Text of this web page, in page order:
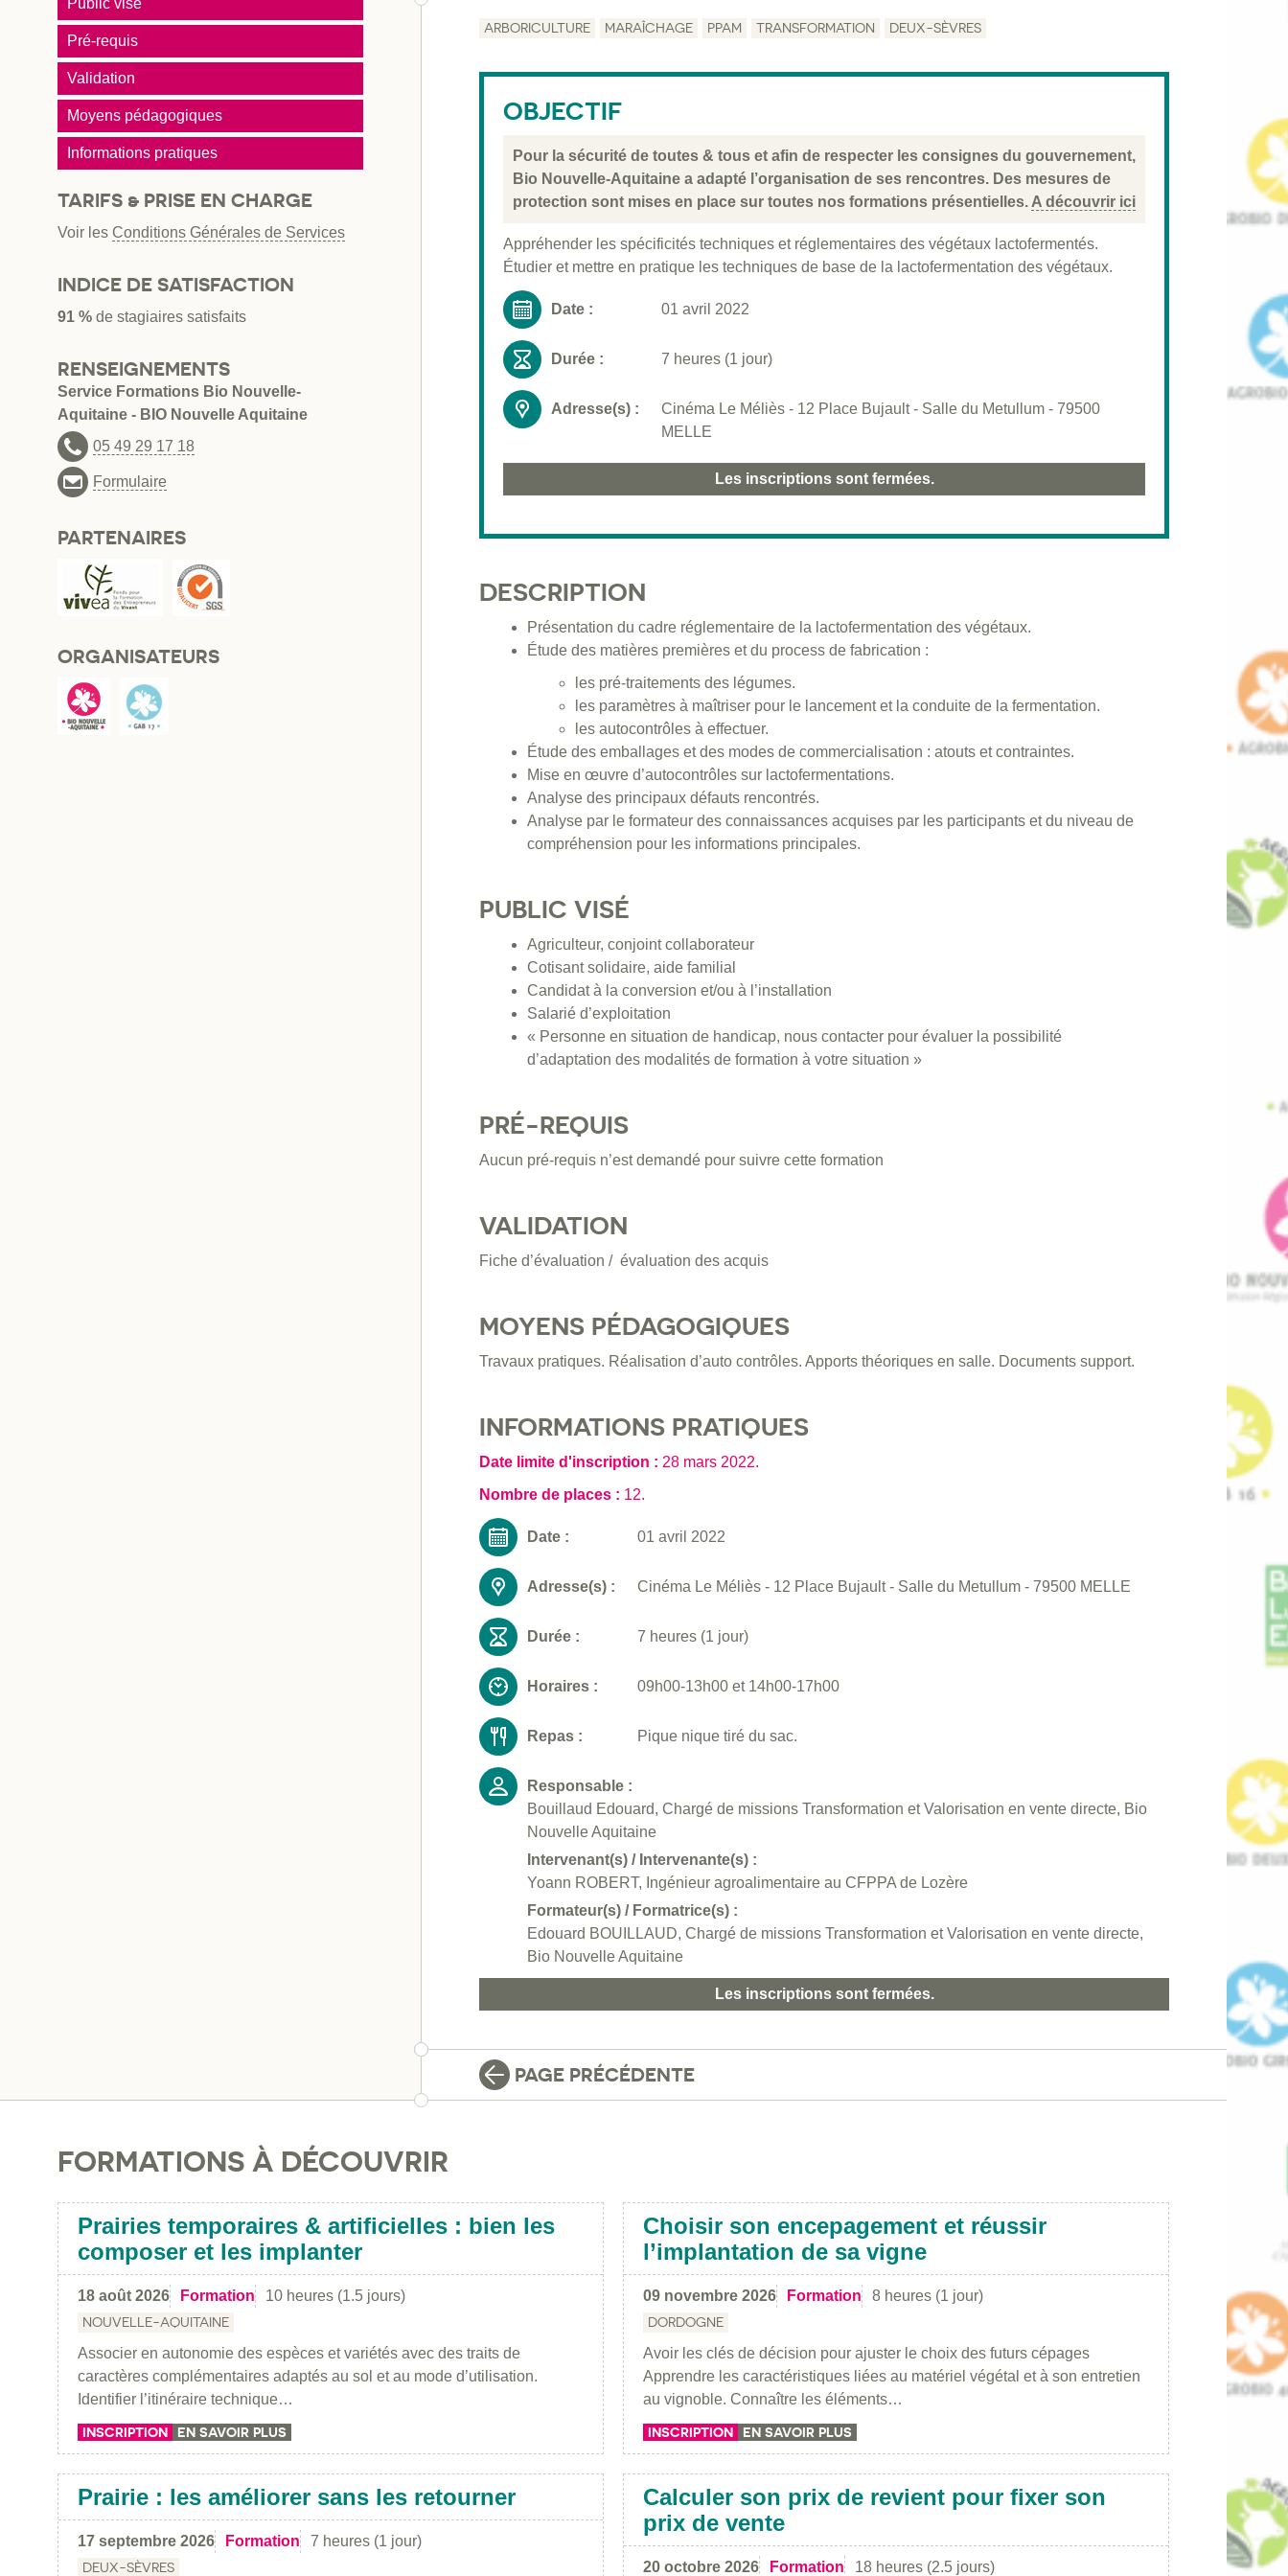
ARBORICULTURE MARAÎCHAGE PPAM TRANSFORMATION DEUX-SÈVRES
OBJECTIF
Pour la sécurité de toutes & tous et afin de respecter les consignes du gouvernement,
Bio Nouvelle-Aquitaine a adapté l’organisation de ses rencontres. Des mesures de
protection sont mises en place sur toutes nos formations présentielles. A découvrir ici
Appréhender les spécificités techniques et réglementaires des végétaux lactofermentés.
Étudier et mettre en pratique les techniques de base de la lactofermentation des végétaux.
Date : 01 avril 2022
Durée : 7 heures (1 jour)
Adresse(s) :
Cinéma Le Méliès - 12 Place Bujault - Salle du Metullum - 79500
MELLE
Les inscriptions sont fermées.
DESCRIPTION
Présentation du cadre réglementaire de la lactofermentation des végétaux.
Étude des matières premières et du process de fabrication :
les pré-traitements des légumes.
les paramètres à maîtriser pour le lancement et la conduite de la fermentation.
les autocontrôles à effectuer.
Étude des emballages et des modes de commercialisation : atouts et contraintes.
Mise en œuvre d’autocontrôles sur lactofermentations.
Analyse des principaux défauts rencontrés.
Analyse par le formateur des connaissances acquises par les participants et du niveau de
compréhension pour les informations principales.
PUBLIC VISÉ
Agriculteur, conjoint collaborateur
Cotisant solidaire, aide familial
Candidat à la conversion et/ou à l’installation
Salarié d’exploitation
« Personne en situation de handicap, nous contacter pour évaluer la possibilité
d’adaptation des modalités de formation à votre situation »
PRÉ-REQUIS
Aucun pré-requis n’est demandé pour suivre cette formation
VALIDATION
Fiche d’évaluation / évaluation des acquis
MOYENS PÉDAGOGIQUES
Travaux pratiques. Réalisation d’auto contrôles. Apports théoriques en salle. Documents support.
INFORMATIONS PRATIQUES
Date limite d'inscription : 28 mars 2022.
Nombre de places : 12.
Date : 01 avril 2022
Adresse(s) : Cinéma Le Méliès - 12 Place Bujault - Salle du Metullum - 79500 MELLE
Durée : 7 heures (1 jour)
Horaires : 09h00-13h00 et 14h00-17h00
Repas : Pique nique tiré du sac.
Responsable :
Bouillaud Edouard, Chargé de missions Transformation et Valorisation en vente directe, Bio
Nouvelle Aquitaine
Intervenant(s) / Intervenante(s) :
Yoann ROBERT, Ingénieur agroalimentaire au CFPPA de Lozère
Formateur(s) / Formatrice(s) :
Edouard BOUILLAUD, Chargé de missions Transformation et Valorisation en vente directe,
Bio Nouvelle Aquitaine
Les inscriptions sont fermées.
PAGE PRÉCÉDENTE
Public visé
Pré-requis
Validation
Moyens pédagogiques
Informations pratiques
TARIFS & PRISE EN CHARGE
Voir les Conditions Générales de Services
INDICE DE SATISFACTION
91 % de stagiaires satisfaits
RENSEIGNEMENTS
Service Formations Bio Nouvelle-
Aquitaine - BIO Nouvelle Aquitaine
05 49 29 17 18
Formulaire
PARTENAIRES
ORGANISATEURS
FORMATIONS À DÉCOUVRIR
Prairies temporaires & artificielles : bien les
composer et les implanter
18 août 2026 Formation 10 heures (1.5 jours)
NOUVELLE-AQUITAINE
Associer en autonomie des espèces et variétés avec des traits de
caractères complémentaires adaptés au sol et au mode d’utilisation.
Identifier l’itinéraire technique…
INSCRIPTION EN SAVOIR PLUS
Choisir son encepagement et réussir
l’implantation de sa vigne
09 novembre 2026 Formation 8 heures (1 jour)
DORDOGNE
Avoir les clés de décision pour ajuster le choix des futurs cépages
Apprendre les caractéristiques liées au matériel végétal et à son entretien
au vignoble. Connaître les éléments…
INSCRIPTION EN SAVOIR PLUS
Prairie : les améliorer sans les retourner
17 septembre 2026 Formation 7 heures (1 jour)
DEUX-SÈVRES
Calculer son prix de revient pour fixer son
prix de vente
20 octobre 2026 Formation 18 heures (2.5 jours)